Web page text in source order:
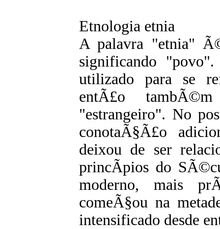
Etnologia etnia
A palavra "etnia"
significando
utilizado para se
entÃ£o
"estrangeiro". No
conotaÃ§Ã£o
deixou de ser
princÃ­pios do
moderno, mais
comeÃ§ou na
intensificado desde